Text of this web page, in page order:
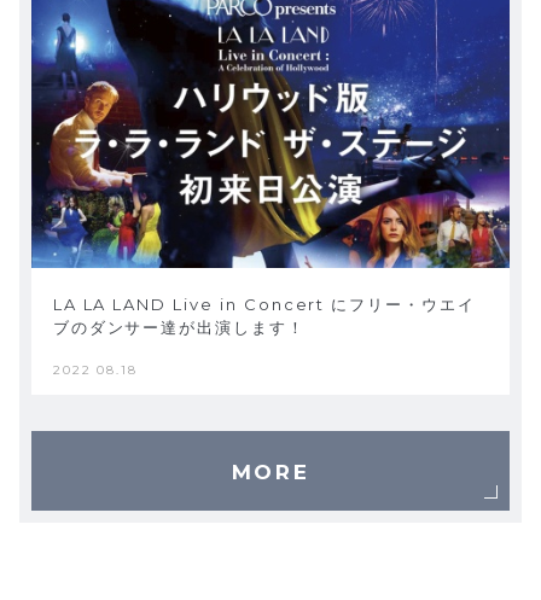
LA LA LAND Live in Concert にフリー・ウエイ
ブのダンサー達が出演します！
2022 08.18
MORE